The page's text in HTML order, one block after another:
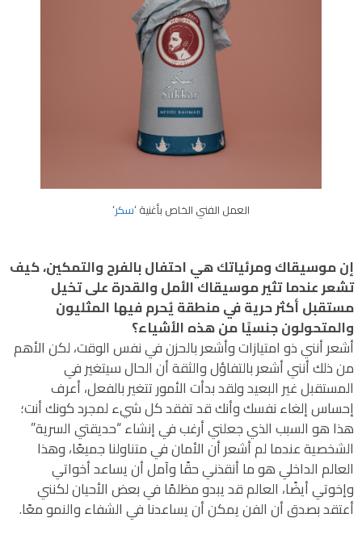
العمل الفني الخاص بأغنية ‘سكر‘
إن موسيقاك ومرئياتك هي احتفال بالفرح والتمكين، كيف
تشعر عندما تثير موسيقاك الأمل والقدرة على تخيل
مستقبل أكثر حرية في منطقة يُحرم فيها المثليون
والمتحولون جنسيًا من هذه الأشياء؟
أشعر أنني ذو امتيازات وأشعر بالحزن في نفس الوقت، لكن الأهم
من ذلك أنني أشعر بالتفاؤل والثقة أن الحال سيتغير في
المستقبل غير البعيد ولقد بدأت الأمور تتغير بالفعل، أعرف
إحساس إلغاء نفسك وأنك قد تفقد كل شيء لمجرد كونك أنت؛
هذا هو السبب الذي جعلني أرغب في إنشاء “حديقتي السرية”
الشخصية عندما لم أشعر أن الأمان في متناولنا جميعًا، وهذا
العالم الداخلي هو ما أنقذني حقًا وآمل أن يساعد أخواتي
وإخوتي أيضًا، العالم قد يبدو مظلمًا في بعض الأحيان لكنني
أعتقد بصدق أن الفن يمكن أن يساعدنا في الشفاء والنمو معًا.